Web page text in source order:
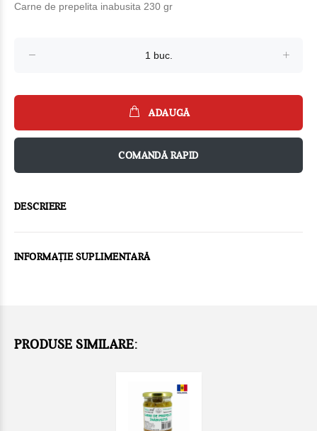
Carne de prepelita inabusita 230 gr
ADAUGĂ
COMANDĂ RAPID
DESCRIERE
INFORMAȚIE SUPLIMENTARĂ
PRODUSE SIMILARE: